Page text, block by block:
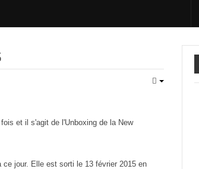
et il s'agit de l'Unboxing de la New
jour. Elle est sorti le 13 février 2015 en